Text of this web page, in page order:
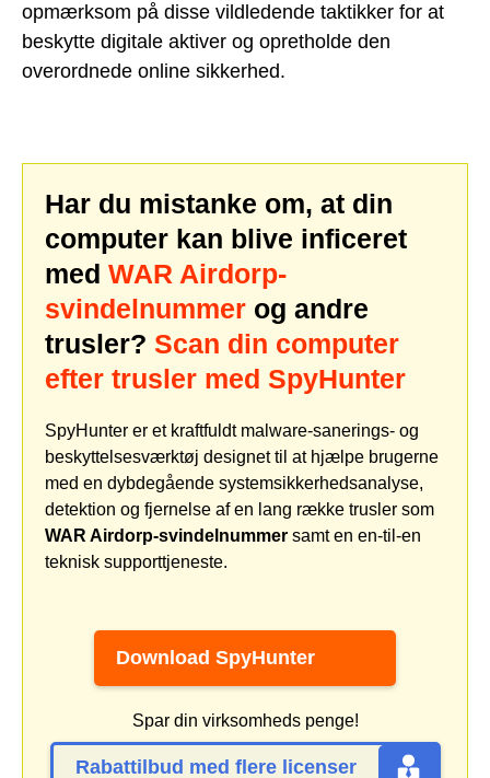
opmærksom på disse vildledende taktikker for at
beskytte digitale aktiver og opretholde den
overordnede online sikkerhed.
Har du mistanke om, at din
computer kan blive inficeret
med WAR Airdorp-
svindelnummer og andre
trusler? Scan din computer
efter trusler med SpyHunter
SpyHunter er et kraftfuldt malware-sanerings- og
beskyttelsesværktøj designet til at hjælpe brugerne
med en dybdegående systemsikkerhedsanalyse,
detektion og fjernelse af en lang række trusler som
WAR Airdorp-svindelnummer samt en en-til-en
teknisk supporttjeneste.
Download SpyHunter
Spar din virksomheds penge!
Rabattilbud med flere licenser